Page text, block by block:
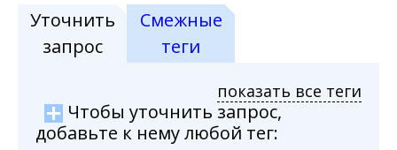
Уточнить
запрос
Смежные
теги
показать все теги
Чтобы уточнить запрос,
добавьте к нему любой тег: